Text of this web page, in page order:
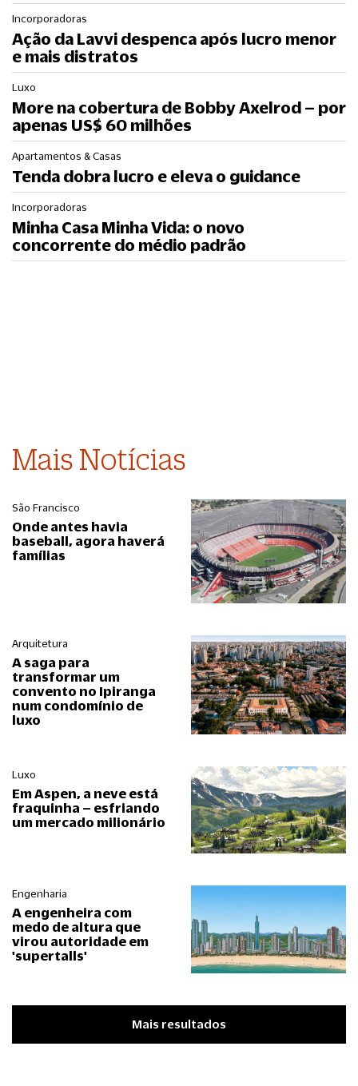
Incorporadoras
Ação da Lavvi despenca após lucro menor
e mais distratos
Luxo
More na cobertura de Bobby Axelrod – por
apenas US$ 60 milhões
Apartamentos & Casas
Tenda dobra lucro e eleva o guidance
Incorporadoras
Minha Casa Minha Vida: o novo
concorrente do médio padrão
Mais Notícias
São Francisco
Onde antes havia
baseball, agora haverá
famílias
Arquitetura
A saga para
transformar um
convento no Ipiranga
num condomínio de
luxo
Luxo
Em Aspen, a neve está
fraquinha – esfriando
um mercado milionário
Engenharia
A engenheira com
medo de altura que
virou autoridade em
'supertalls'
Mais resultados